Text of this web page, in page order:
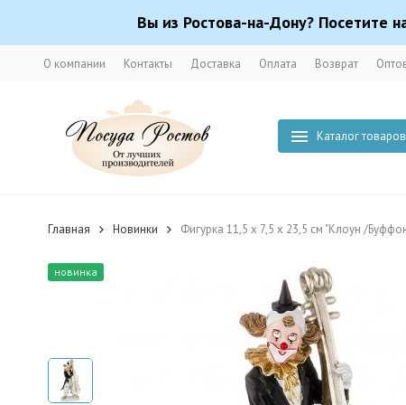
Вы из Ростова-на-Дону? Посетите
О компании Контакты Доставка Оплата Возврат
Каталог товаров
Главная Новинки Фигурка 11,5 х 7,5 х 23,5 см "Клоун /
новинка